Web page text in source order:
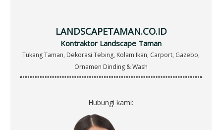
LANDSCAPETAMAN.CO.ID
Kontraktor Landscape Taman
Tukang Taman, Dekorasi Tebing, Kolam Ikan, Carport, Gazebo,
Ornamen Dinding & Wash
Hubungi kami: